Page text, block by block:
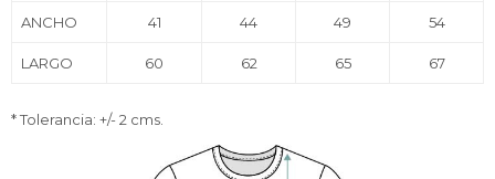
ANCHO 41 44 49 54
LARGO 60 62 65 67
* Tolerancia: +/- 2 cms.